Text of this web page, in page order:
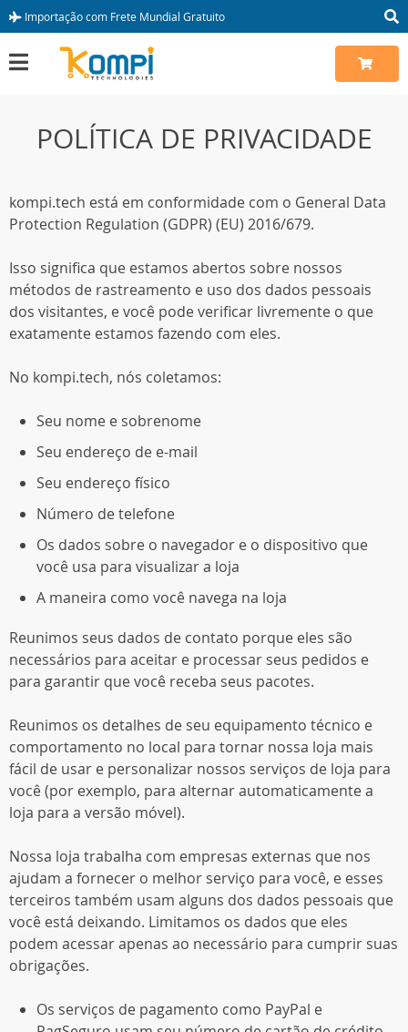
Importação com Frete Mundial Gratuito
POLÍTICA DE PRIVACIDADE
kompi.tech está em conformidade com o General Data
Protection Regulation (GDPR) (EU) 2016/679.
Isso significa que estamos abertos sobre nossos
métodos de rastreamento e uso dos dados pessoais
dos visitantes, e você pode verificar livremente o que
exatamente estamos fazendo com eles.
No kompi.tech, nós coletamos:
Seu nome e sobrenome
Seu endereço de e-mail
Seu endereço físico
Número de telefone
Os dados sobre o navegador e o dispositivo que
você usa para visualizar a loja
A maneira como você navega na loja
Reunimos seus dados de contato porque eles são
necessários para aceitar e processar seus pedidos e
para garantir que você receba seus pacotes.
Reunimos os detalhes de seu equipamento técnico e
comportamento no local para tornar nossa loja mais
fácil de usar e personalizar nossos serviços de loja para
você (por exemplo, para alternar automaticamente a
loja para a versão móvel).
Nossa loja trabalha com empresas externas que nos
ajudam a fornecer o melhor serviço para você, e esses
terceiros também usam alguns dos dados pessoais que
você está deixando. Limitamos os dados que eles
podem acessar apenas ao necessário para cumprir suas
obrigações.
Os serviços de pagamento como PayPal e